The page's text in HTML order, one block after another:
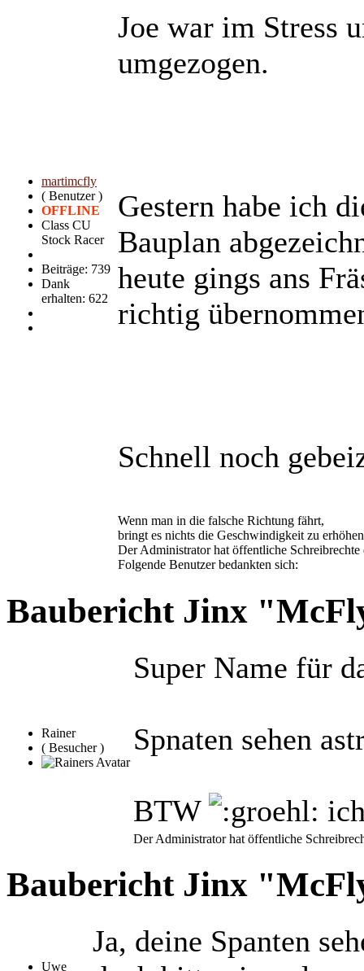
martimcfly
( Benutzer )
OFFLINE
Class CU
Stock Racer
Beiträge: 739
Dank
erhalten: 622
Joe war im Stress
umgezogen.
Gestern habe ich
Bauplan
heute gings ans
richtig
Schnell noch
Wenn man in die falsche Richtung fährt,
bringt es nichts die Geschwindigkeit zu
Der Administrator hat öffentliche Schreibrechte
Folgende Benutzer bedankten sich:
Baubericht Jinx
Rainer
( Besucher )
Super Name für
Spnaten sehen
BTW
Der Administrator hat öffentliche
Baubericht Jinx
Uwe
Ja, deine Spanten